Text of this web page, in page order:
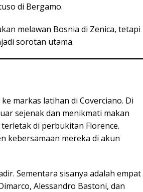
di Bergamo.
melawan Bosnia di Zenica, tetapi
sorotan utama.
markas latihan di Coverciano. Di
sejenak dan menikmati makan
di perbukitan Florence.
kebersamaan mereka di akun
Sementara sisanya adalah empat
Alessandro Bastoni, dan